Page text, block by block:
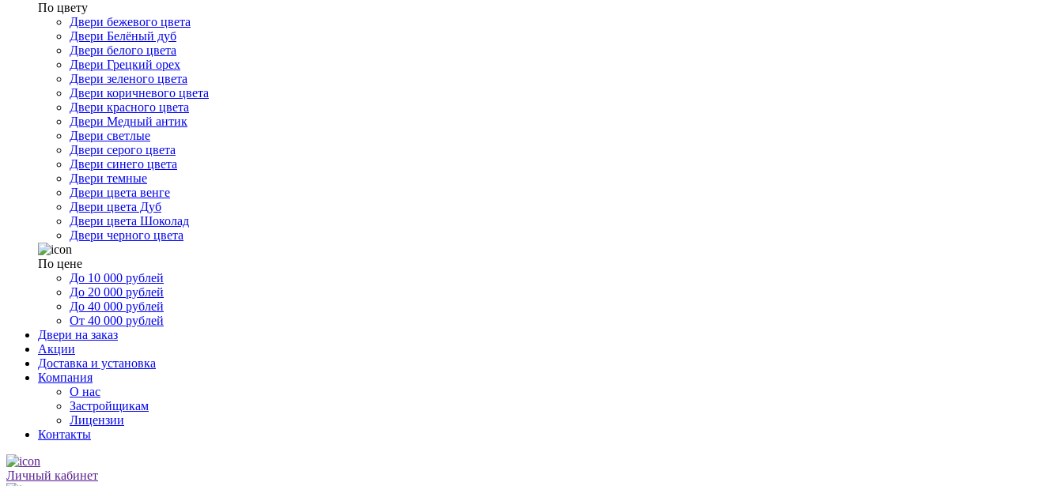
По цвету
Двери бежевого цвета
Двери Белёный дуб
Двери белого цвета
Двери Грецкий орех
Двери зеленого цвета
Двери коричневого цвета
Двери красного цвета
Двери Медный антик
Двери светлые
Двери серого цвета
Двери синего цвета
Двери темные
Двери цвета венге
Двери цвета Дуб
Двери цвета Шоколад
Двери черного цвета
По цене
До 10 000 рублей
До 20 000 рублей
До 40 000 рублей
От 40 000 рублей
Двери на заказ
Акции
Доставка и установка
Компания
О нас
Застройщикам
Лицензии
Контакты
Личный кабинет